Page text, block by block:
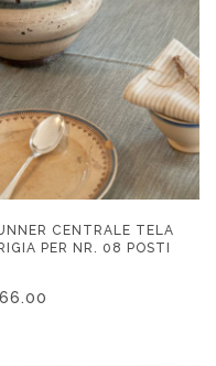
CENTRALE TELA
PER NR. 08 POSTI
66.00